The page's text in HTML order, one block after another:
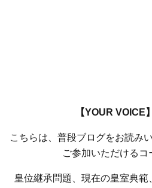
【YOUR VOICE
こちらは、普段ブログをお読み
ご参加いただけるコ
皇位継承問題、現在の皇室典